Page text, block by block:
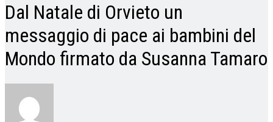
Dal Natale di Orvieto un
messaggio di pace ai bambini del
Mondo firmato da Susanna Tamaro